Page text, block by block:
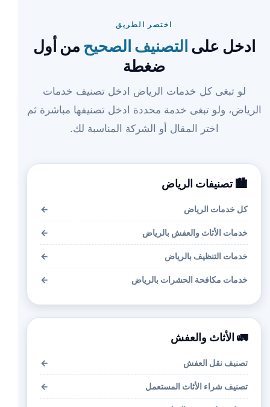
اختصر الطريق
ادخل على التصنيف الصحيح من أول
ضغطة
لو تبغى كل خدمات الرياض ادخل تصنيف خدمات
الرياض، ولو تبغى خدمة محددة ادخل تصنيفها مباشرة ثم
اختر المقال أو الشركة المناسبة لك.
🏙️ تصنيفات الرياض
كل خدمات الرياض ←
خدمات الأثاث والعفش بالرياض ←
خدمات التنظيف بالرياض ←
خدمات مكافحة الحشرات بالرياض ←
🚛 الأثاث والعفش
تصنيف نقل العفش ←
تصنيف شراء الأثاث المستعمل ←